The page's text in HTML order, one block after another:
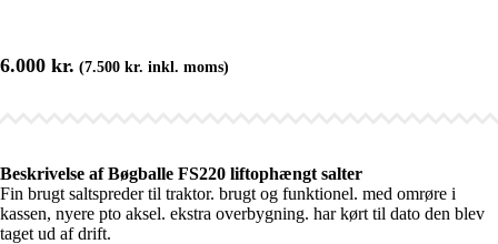
6.000 kr. (7.500 kr. inkl. moms)
Beskrivelse af Bøgballe FS220 liftophængt salter
Fin brugt saltspreder til traktor. brugt og funktionel. med omrøre i
kassen, nyere pto aksel. ekstra overbygning. har kørt til dato den blev
taget ud af drift.